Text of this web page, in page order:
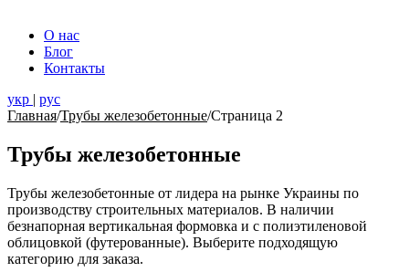
О нас
Блог
Контакты
укр | рус
Главная/Трубы железобетонные/Страница 2
Трубы железобетонные
Трубы железобетонные от лидера на рынке Украины по
производству строительных материалов. В наличии
безнапорная вертикальная формовка и с полиэтиленовой
облицовкой (футерованные). Выберите подходящую
категорию для заказа.